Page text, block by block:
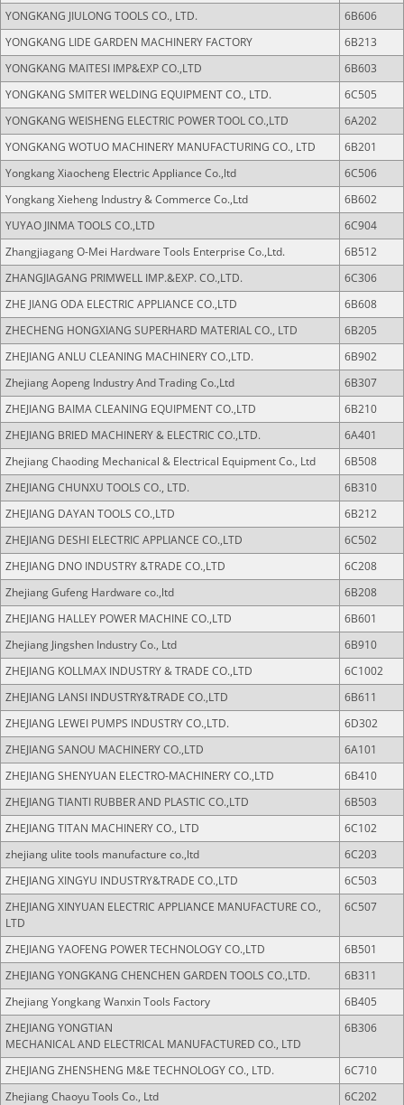
YONGKANG JIULONG TOOLS CO., LTD.
6B606
YONGKANG LIDE GARDEN MACHINERY FACTORY
6B213
YONGKANG MAITESI IMP&EXP CO.,LTD
6B603
YONGKANG SMITER WELDING EQUIPMENT CO., LTD.
6C505
YONGKANG WEISHENG ELECTRIC POWER TOOL CO.,LTD
6A202
YONGKANG WOTUO MACHINERY MANUFACTURING CO., LTD
6B201
Yongkang Xiaocheng Electric Appliance Co.,ltd
6C506
Yongkang Xieheng Industry & Commerce Co.,Ltd
6B602
YUYAO JINMA TOOLS CO.,LTD
6C904
Zhangjiagang O-Mei Hardware Tools Enterprise Co.,Ltd.
6B512
ZHANGJIAGANG PRIMWELL IMP.&EXP. CO.,LTD.
6C306
ZHE JIANG ODA ELECTRIC APPLIANCE CO.,LTD
6B608
ZHECHENG HONGXIANG SUPERHARD MATERIAL CO., LTD
6B205
ZHEJIANG ANLU CLEANING MACHINERY CO.,LTD.
6B902
Zhejiang Aopeng Industry And Trading Co.,Ltd
6B307
ZHEJIANG BAIMA CLEANING EQUIPMENT CO.,LTD
6B210
ZHEJIANG BRIED MACHINERY & ELECTRIC CO.,LTD.
6A401
Zhejiang Chaoding Mechanical & Electrical Equipment Co., Ltd
6B508
ZHEJIANG CHUNXU TOOLS CO., LTD.
6B310
ZHEJIANG DAYAN TOOLS CO.,LTD
6B212
ZHEJIANG DESHI ELECTRIC APPLIANCE CO.,LTD
6C502
ZHEJIANG DNO INDUSTRY &TRADE CO.,LTD
6C208
Zhejiang Gufeng Hardware co.,ltd
6B208
ZHEJIANG HALLEY POWER MACHINE CO.,LTD
6B601
Zhejiang Jingshen Industry Co., Ltd
6B910
ZHEJIANG KOLLMAX INDUSTRY & TRADE CO.,LTD
6C1002
ZHEJIANG LANSI INDUSTRY&TRADE CO.,LTD
6B611
ZHEJIANG LEWEI PUMPS INDUSTRY CO.,LTD.
6D302
ZHEJIANG SANOU MACHINERY CO.,LTD
6A101
ZHEJIANG SHENYUAN ELECTRO-MACHINERY CO.,LTD
6B410
ZHEJIANG TIANTI RUBBER AND PLASTIC CO.,LTD
6B503
ZHEJIANG TITAN MACHINERY CO., LTD
6C102
zhejiang ulite tools manufacture co.,ltd
6C203
ZHEJIANG XINGYU INDUSTRY&TRADE CO.,LTD
6C503
ZHEJIANG XINYUAN ELECTRIC APPLIANCE MANUFACTURE CO.,
LTD
6C507
ZHEJIANG YAOFENG POWER TECHNOLOGY CO.,LTD
6B501
ZHEJIANG YONGKANG CHENCHEN GARDEN TOOLS CO.,LTD.
6B311
Zhejiang Yongkang Wanxin Tools Factory
6B405
ZHEJIANG YONGTIAN
MECHANICAL AND ELECTRICAL MANUFACTURED CO., LTD
6B306
ZHEJIANG ZHENSHENG M&E TECHNOLOGY CO., LTD.
6C710
Zhejiang Chaoyu Tools Co., Ltd
6C202